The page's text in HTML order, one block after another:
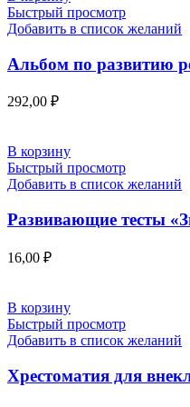
Быстрый просмотр
Добавить в список желаний
Альбом по развитию
292,00 ₽
В корзину
Быстрый просмотр
Добавить в список желаний
Развивающие тесты
16,00 ₽
В корзину
Быстрый просмотр
Добавить в список желаний
Хрестоматия для